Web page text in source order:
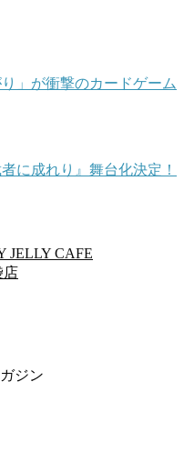
」が衝撃のカードゲーム
に成れり』舞台化決定！
ジン